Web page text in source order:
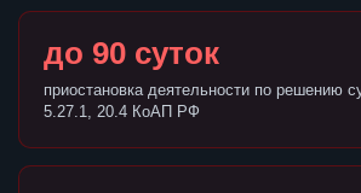
до 90 суток
приостановка деятельности по решению
5.27.1, 20.4 КоАП РФ